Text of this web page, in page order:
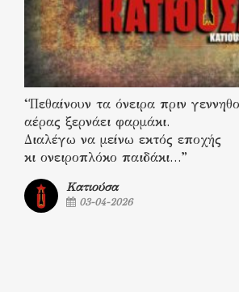
“Πεθαίνουν τα όνειρα πριν
αέρας ξερνάει φαρμάκι.
Διαλέγω να μείνω εκτός εποχής
κι ονειροπλόκο παιδάκι…”
Κατιούσα
03-04-2026